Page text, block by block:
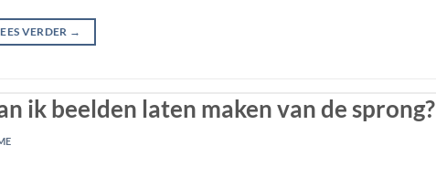
VERDER →
ik beelden laten maken van de sprong?